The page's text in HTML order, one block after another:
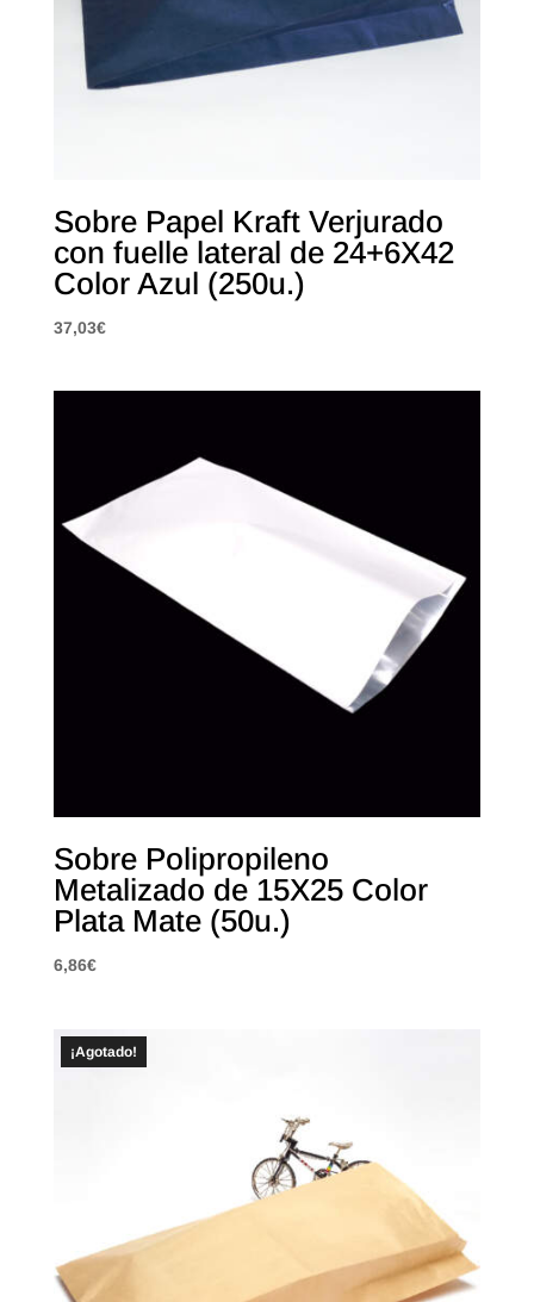
Sobre Papel Kraft Verjurado
con fuelle lateral de 24+6X42
Color Azul (250u.)
37,03€
Sobre Polipropileno
Metalizado de 15X25 Color
Plata Mate (50u.)
6,86€
¡Agotado!